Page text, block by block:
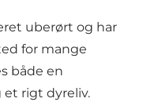
uberørt og har
for mange
både en
rigt dyreliv.